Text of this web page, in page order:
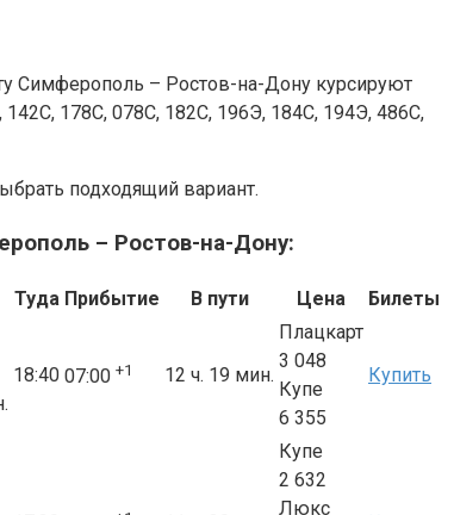
Симферополь – Ростов-на-Дону курсируют
178С, 078С, 182С, 196Э, 184С, 194Э, 486С,
подходящий вариант.
– Ростов-на-Дону:
Туда Прибытие В пути Цена Билеты
18:40 07:00 +1 12 ч. 19 мин.
Плацкарт
3 048
Купе
6 355
Купить
Купе
2 632
Люкс